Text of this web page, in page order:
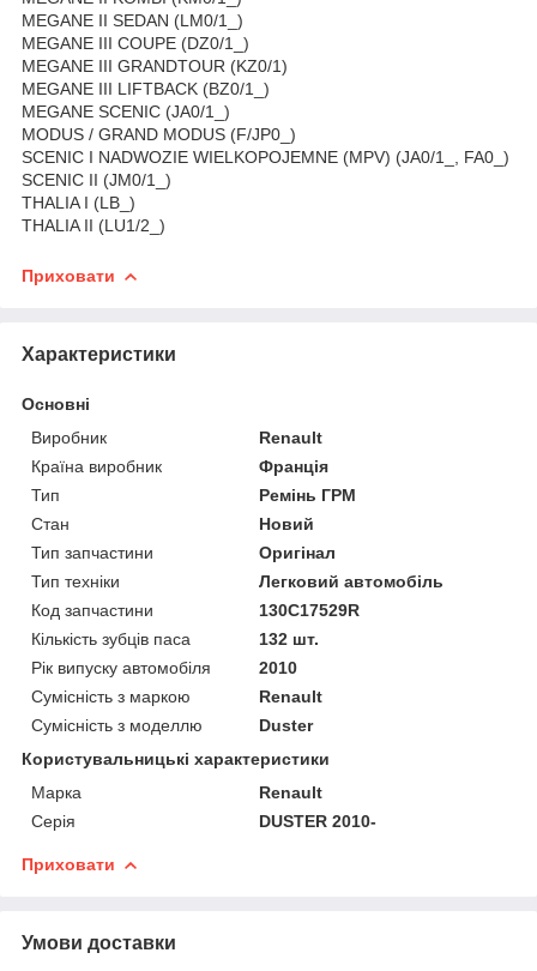
MEGANE II SEDAN (LM0/1_)
MEGANE III COUPE (DZ0/1_)
MEGANE III GRANDTOUR (KZ0/1)
MEGANE III LIFTBACK (BZ0/1_)
MEGANE SCENIC (JA0/1_)
MODUS / GRAND MODUS (F/JP0_)
SCENIC I NADWOZIE WIELKOPOJEMNE (MPV) (JA0/1_, FA0_)
SCENIC II (JM0/1_)
THALIA I (LB_)
THALIA II (LU1/2_)
Приховати
Характеристики
Основні
Виробник
Renault
Країна виробник
Франція
Тип
Ремінь ГРМ
Стан
Новий
Тип запчастини
Оригінал
Тип техніки
Легковий автомобіль
Код запчастини
130C17529R
Кількість зубців паса
132 шт.
Рік випуску автомобіля
2010
Сумісність з маркою
Renault
Сумісність з моделлю
Duster
Користувальницькі характеристики
Марка
Renault
Серія
DUSTER 2010-
Приховати
Умови доставки